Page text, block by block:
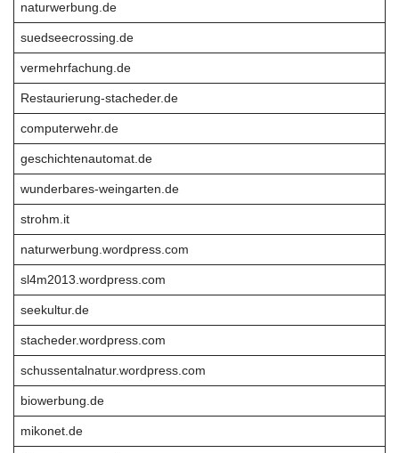
naturwerbung.de
suedseecrossing.de
vermehrfachung.de
Restaurierung-stacheder.de
computerwehr.de
geschichtenautomat.de
wunderbares-weingarten.de
strohm.it
naturwerbung.wordpress.com
sl4m2013.wordpress.com
seekultur.de
stacheder.wordpress.com
schussentalnatur.wordpress.com
biowerbung.de
mikonet.de